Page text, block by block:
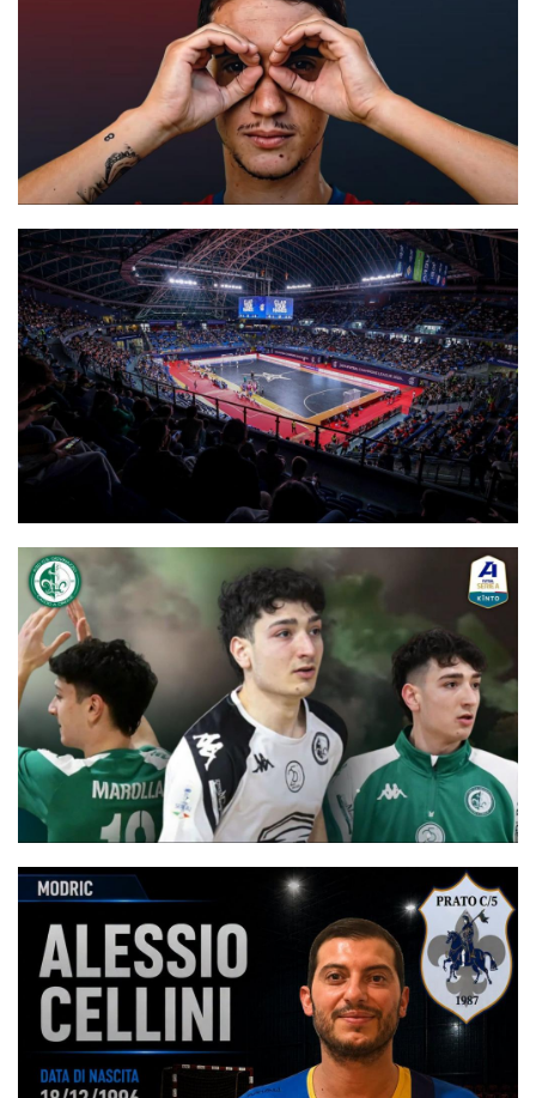
#futsalmercato, un campione d'Italia alla New Taranto: Mattia
Raguso è rossoblù
Secondo extracomunitario in Serie A, Castiglia: “Più
competitività internazionale nel rispetto della riforma”
#futsalmercato, Giovinazzo: Marolla firma un rinnovo triennale.